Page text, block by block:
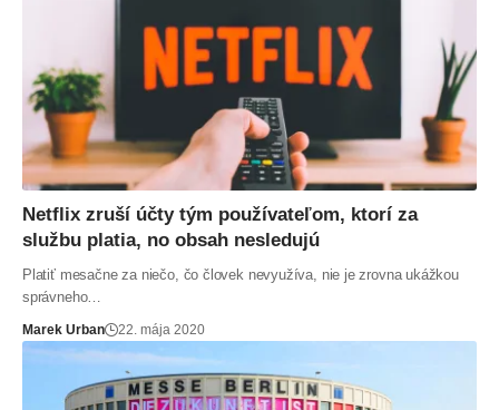
Netflix zruší účty tým používateľom, ktorí za
službu platia, no obsah nesledujú
Platiť mesačne za niečo, čo človek nevyužíva, nie je zrovna ukážkou
správneho…
Marek Urban 22. mája 2020